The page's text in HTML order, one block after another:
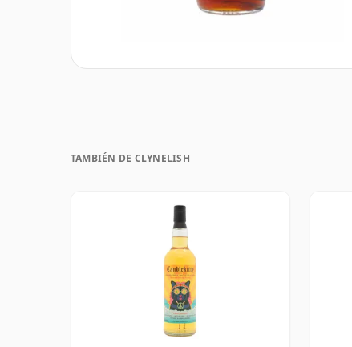
TAMBIÉN DE CLYNELISH